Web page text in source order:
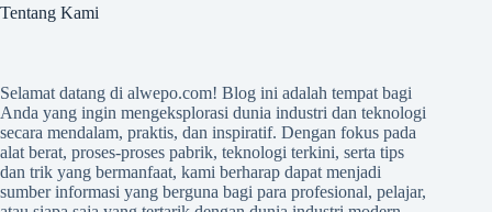
Tentang Kami
Selamat datang di alwepo.com! Blog ini adalah tempat bagi
Anda yang ingin mengeksplorasi dunia industri dan teknologi
secara mendalam, praktis, dan inspiratif. Dengan fokus pada
alat berat, proses-proses pabrik, teknologi terkini, serta tips
dan trik yang bermanfaat, kami berharap dapat menjadi
sumber informasi yang berguna bagi para profesional, pelajar,